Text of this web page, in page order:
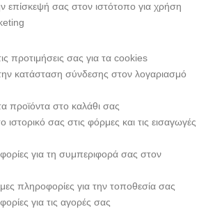
επίσκεψή σας στον ιστότοπο για χρήση
προτιμήσεις σας για τα cookies
κατάσταση σύνδεσης στον λογαριασμό
προϊόντα στο καλάθι σας
ιστορικό σας στις φόρμες και τις εισαγωγές
για τη συμπεριφορά σας στον
πληροφορίες για την τοποθεσία σας
για τις αγορές σας